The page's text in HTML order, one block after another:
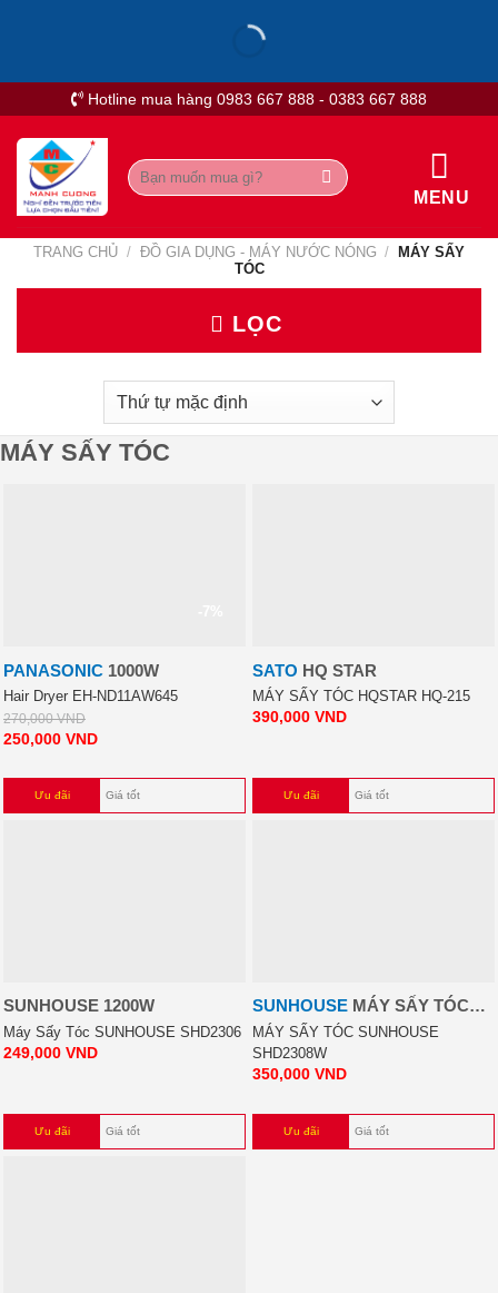
Hotline mua hàng 0983 667 888 - 0383 667 888
Tìm
kiếm:
MENU
TRANG CHỦ / ĐỒ GIA DỤNG - MÁY NƯỚC NÓNG /
MÁY SẤY
TÓC
LỌC
MÁY SẤY TÓC
PANASONIC 1000W
Hair Dryer EH-ND11AW645
270,000VND
250,000 VND
Ưu đãi Giá tốt
SATO HQ STAR
MÁY SẤY TÓC HQSTAR HQ-215
390,000 VND
Ưu đãi Giá tốt
SUNHOUSE 1200W
Máy Sấy Tóc SUNHOUSE SHD2306
249,000 VND
Ưu đãi Giá tốt
SUNHOUSE MÁY SẤY TÓC
SUNHOUSE SHD2308W
MÁY SẤY TÓC SUNHOUSE
SHD2308W
350,000 VND
Ưu đãi Giá tốt